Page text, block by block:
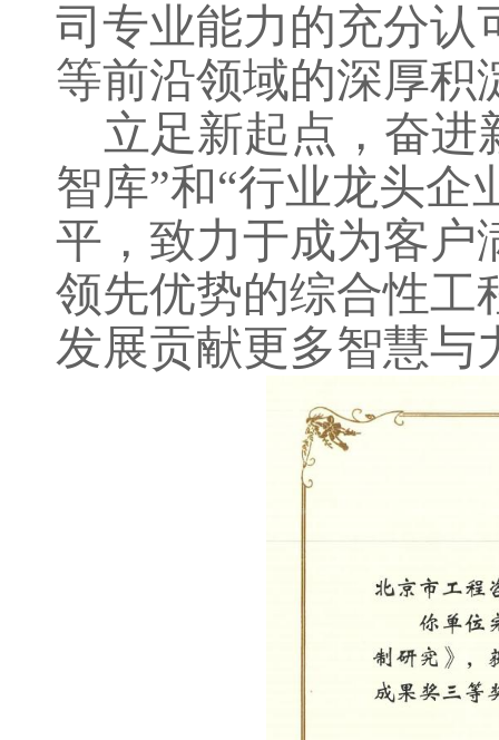
司专业能力的充分认
等前沿领域的深厚积
立足新起点，奋进
智库”和“行业龙头企
平，致力于成为客户
领先优势的综合性工
发展贡献更多智慧与